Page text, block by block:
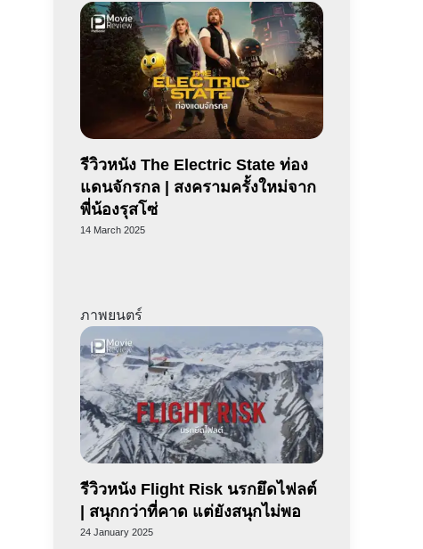
รีวิวหนัง The Electric State ท่อง
แดนจักรกล | สงครามครั้งใหม่จาก
พี่น้องรุสโซ่
14 March 2025
ภาพยนตร์
รีวิวหนัง Flight Risk นรกยึดไฟลต์
| สนุกกว่าที่คาด แต่ยังสนุกไม่พอ
24 January 2025